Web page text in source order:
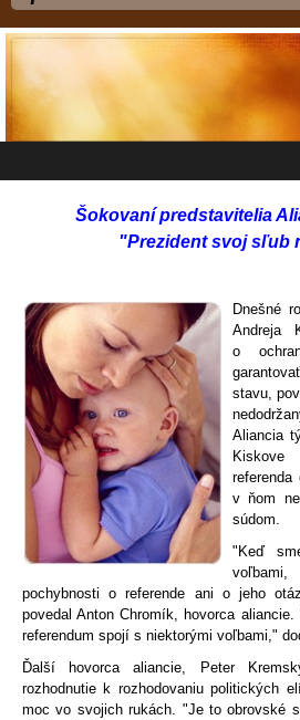
Šokovaní predstavitelia
"Prezident svoj sľub
Dnešné
Andreja
o
stavu,
Aliancia
v ňom
súdom.
"Keď
pochybnosti o referende ani o jeho
povedal Anton Chromík, hovorca
referendum spojí s niektorými voľbami,"
Ďalší hovorca aliancie, Peter
rozhodnutie k rozhodovaniu politických
moc vo svojich rukách. "Je to obrovské